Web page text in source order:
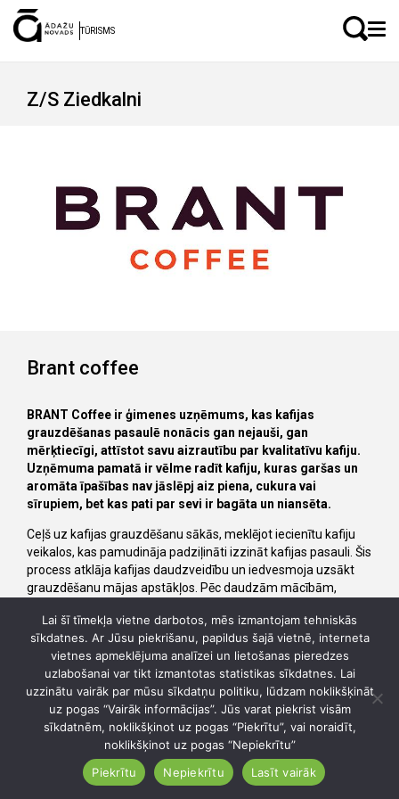
TŪRISMS
LV EN
Z/S Ziedkalni
Brant coffee
BRANT Coffee ir ģimenes uzņēmums, kas kafijas
grauzdēšanas pasaulē nonācis gan nejauši, gan
mērķtiecīgi, attīstot savu aizrautību par kvalitatīvu kafiju.
Uzņēmuma pamatā ir vēlme radīt kafiju, kuras garšas un
aromāta īpašības nav jāslēpj aiz piena, cukura vai
sīrupiem, bet kas pati par sevi ir bagāta un niansēta.
Ceļš uz kafijas grauzdēšanu sākās, meklējot iecienītu kafiju
veikalos, kas pamudināja padziļināti izzināt kafijas pasauli. Šis
process atklāja kafijas daudzveidību un iedvesmoja uzsākt
grauzdēšanu mājas apstākļos. Pēc daudzām mācībām,
ģimenes grauzdētava, kur kvalitāte, garša un ētiska pieeja
kafijas pupiņu izcelsmei ir galvenās vērtības.
Lai šī tīmekļa vietne darbotos, mēs izmantojam tehniskās
sīkdatnes. Ar Jūsu piekrišanu, papildus šajā vietnē, interneta
vietnes apmeklējuma analīzei un lietošanas pieredzes
uzlabošanai var tikt izmantotas statistikas sīkdatnes. Lai
uzzinātu vairāk par mūsu sīkdatņu politiku, lūdzam noklikšķināt
uz pogas “Vairāk informācijas”. Jūs varat piekrist visām
sīkdatnēm, noklikšķinot uz pogas “Piekrītu”, vai noraidīt,
noklikšķinot uz pogas “Nepiekrītu”
Piekrītu
Nepiekrītu Lasīt vairāk